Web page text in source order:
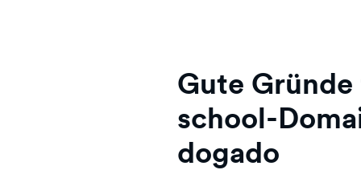
Gute
school-
dogado